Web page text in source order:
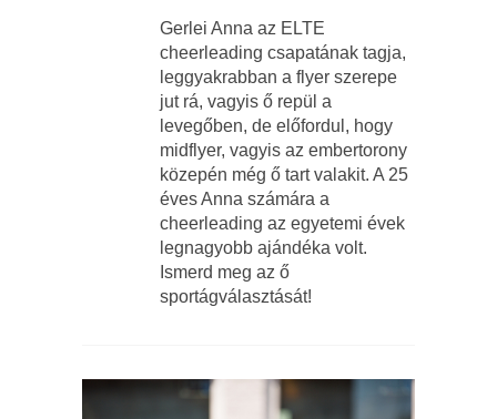
Gerlei Anna az ELTE
cheerleading csapatának tagja,
leggyakrabban a flyer szerepe
jut rá, vagyis ő repül a
levegőben, de előfordul, hogy
midflyer, vagyis az embertorony
közepén még ő tart valakit. A 25
éves Anna számára a
cheerleading az egyetemi évek
legnagyobb ajándéka volt.
Ismerd meg az ő
sportágválasztását!